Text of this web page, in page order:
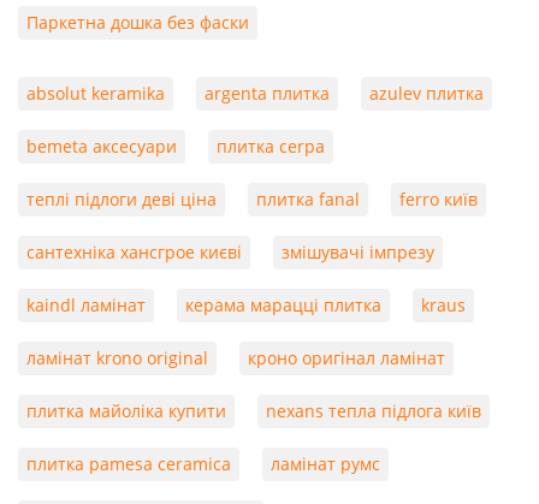
Паркетна дошка без фаски
absolut keramika argenta плитка azulev плитка
bemeta аксесуари плитка cerpa
теплі підлоги деві ціна плитка fanal ferro київ
сантехніка хансгрое києві змішувачі імпрезу
kaindl ламінат керама марацці плитка kraus
ламінат krono original кроно оригінал ламінат
плитка майоліка купити nexans тепла підлога київ
плитка pamesa ceramica ламінат румс